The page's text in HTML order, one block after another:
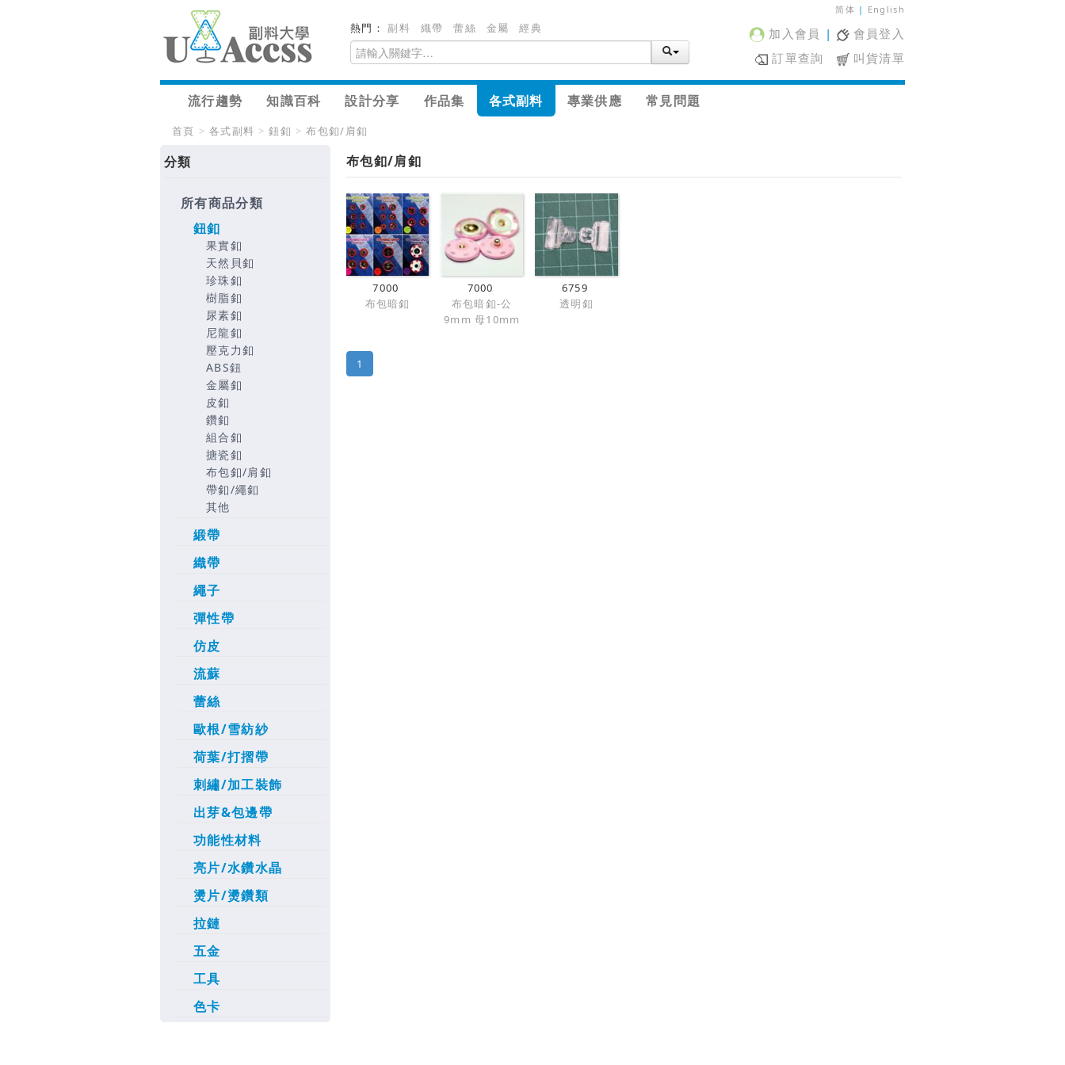
熱門：副料 織帶 蕾絲 金屬 經典
简体 | English
加入會員 |
會員登入
訂單查詢
叫貨清單
流行趨勢 知識百科 設計分享 作品集 各式副料 專業供應 常見問題
首頁 > 各式副料 > 鈕釦 > 布包釦/肩釦
分類
所有商品分類
鈕釦
果實釦
天然貝釦
珍珠釦
樹脂釦
尿素釦
尼龍釦
壓克力釦
ABS鈕
金屬釦
皮釦
鑽釦
組合釦
搪瓷釦
布包釦/肩釦
帶釦/繩釦
其他
緞帶
織帶
繩子
彈性帶
仿皮
流蘇
蕾絲
歐根/雪紡紗
荷葉/打摺帶
刺繡/加工裝飾
出芽&包邊帶
功能性材料
亮片/水鑽水晶
燙片/燙鑽類
拉鏈
五金
工具
色卡
布包釦/肩釦
7000
布包暗釦
7000
布包暗釦-公
9mm 母10mm
6759
透明釦
1